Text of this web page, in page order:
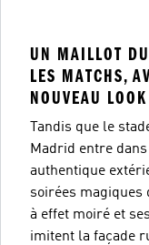
UN MAILLOT
LES MATCHS,
NOUVEAU
Tandis que le
Madrid entre
authentique
soirées magiques
à effet moiré et
imitent la façade